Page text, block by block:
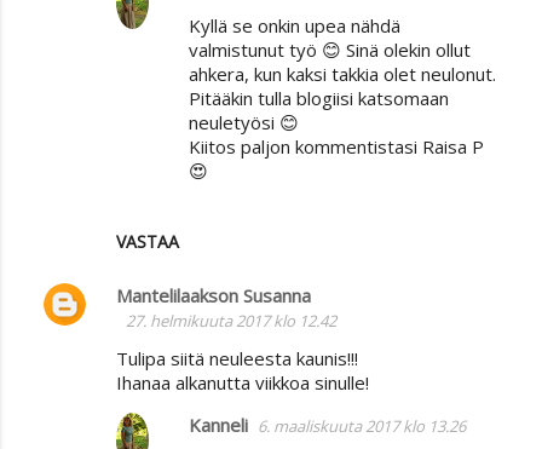
VASTAA
Kyllä se onkin upea nähdä
valmistunut työ 😊 Sinä olekin ollut
ahkera, kun kaksi takkia olet neulonut.
Pitääkin tulla blogiisi katsomaan
neuletyösi 😊
Kiitos paljon kommentistasi Raisa P
😍
Mantelilaakson Susanna
27. helmikuuta 2017 klo 12.42
Tulipa siitä neuleesta kaunis!!!
Ihanaa alkanutta viikkoa sinulle!
Kanneli 6. maaliskuuta 2017 klo 13.26